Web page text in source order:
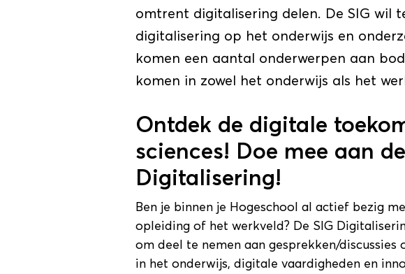
omtrent digitalisering delen. De SIG wil
digitalisering op het onderwijs en
komen een aantal onderwerpen aan
komen in zowel het onderwijs als het
Ontdek de digitale
sciences! Doe mee aan
Digitalisering!
Ben je binnen je Hogeschool al actief bezig
opleiding of het werkveld? De SIG
om deel te nemen aan gesprekken/discussies
in het onderwijs, digitale vaardigheden en